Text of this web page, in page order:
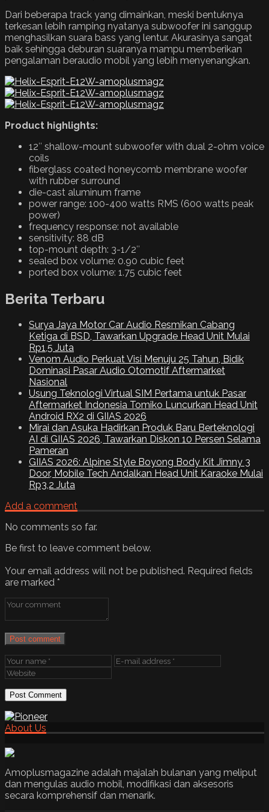
Dari beberapa track yang dimainkan, meski bentuknya
terkesan lebih ramping nyatanya subwoofer ini sanggup
menghasilkan suara bass yang lentur. Akurasinya sangat
baik sehingga deburan suaranya mampu memberikan
pengalaman beraudio mobil yang lebih menyenangkan.
Product highlights:
12″ shallow-mount subwoofer with dual 2-ohm voice
coils
fiberglass coated honeycomb membrane woofer
with rubber surround
die-cast aluminum frame
power range: 100-400 watts RMS (600 watts peak
power)
frequency response: not available
sensitivity: 88 dB
top-mount depth: 3-1/2″
sealed box volume: 0.90 cubic feet
ported box volume: 1.75 cubic feet
Berita Terbaru
Surya Jaya Motor Car Audio Resmikan Cabang
Ketiga di BSD, Tawarkan Upgrade Head Unit Mulai
Rp1,5 Juta
Venom Audio Perkuat Visi Menuju 25 Tahun, Bidik
Dominasi Pasar Audio Otomotif Aftermarket
Nasional
Usung Teknologi Virtual SIM Pertama untuk Pasar
Aftermarket Indonesia Tomiko Luncurkan Head Unit
Android RX2 di GIIAS 2026
Mirai dan Asuka Hadirkan Produk Baru Berteknologi
AI di GIIAS 2026, Tawarkan Diskon 10 Persen Selama
Pameran
GIIAS 2026: Alpine Style Boyong Body Kit Jimny 3
Door, Mobile Tech Andalkan Head Unit Karaoke Mulai
Rp3,2 Juta
Add a comment
No comments so far.
Be first to leave comment below.
Your email address will not be published. Required fields
are marked *
Post comment
About Us
Amoplusmagazine adalah majalah bulanan yang meliput
dan mengulas audio mobil, modifikasi dan aksesoris
secara komprehensif dan menarik.